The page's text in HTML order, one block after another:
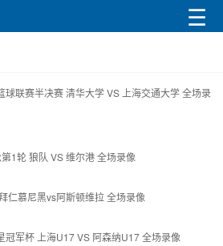
☰
联赛半决赛 清华大学 VS 上海交通大学 全场录
1轮 狼队 VS 维尔港 全场录像
仁慕尼黑vs阿斯顿维拉 全场录像
军杯 上海U17 VS 阿森纳U17 全场录像